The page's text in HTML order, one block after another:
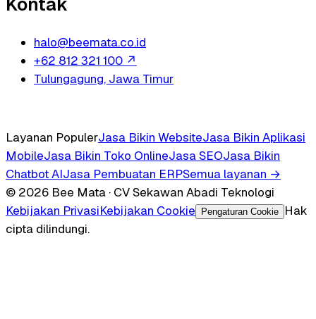
halo@beemata.co.id
+62 812 321 100 ↗
Tulungagung, Jawa Timur
Layanan PopulerJasa Bikin WebsiteJasa Bikin Aplikasi
MobileJasa Bikin Toko OnlineJasa SEOJasa Bikin
Chatbot AIJasa Pembuatan ERPSemua layanan →
© 2026 Bee Mata · CV Sekawan Abadi Teknologi
Kebijakan PrivasiKebijakan Cookie Pengaturan Cookie
Hak
cipta dilindungi.